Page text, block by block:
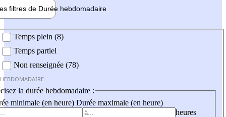
filtres de Durée hebdomadaire
Temps plein (8)
Temps partiel
Non renseignée (78)
la durée hebdomadaire :
minimale (en heure) Durée maximale (en heure)
heures